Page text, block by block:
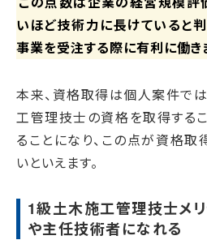
いほど技術力に長けていると
事業を受注する際に有利に働き
本来、資格取得は個人案件で
工管理技士の資格を取得する
ることになり、この点が資格
いといえます。
1級土木施工管理技士メ
や主任技術者になれる